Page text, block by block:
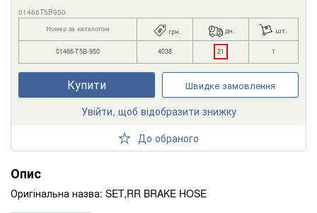
01466T5B950
Номер за каталогом грн. дн. шт.
01466-T5B-950 4038 21 1
Купити Швидке замовлення
Увійти, щоб відобразити знижку
До обраного
Опис
Оригінальна назва: SET,RR BRAKE HOSE